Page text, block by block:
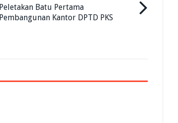
Peletakan Batu Pertama
Pembangunan Kantor DPTD PKS